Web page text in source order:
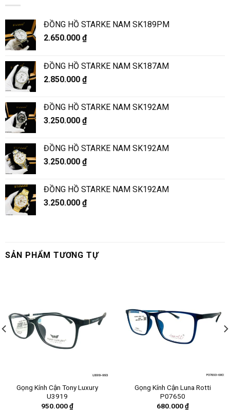
ĐỒNG HỒ STARKE NAM SK189PM
2.650.000 ₫
ĐỒNG HỒ STARKE NAM SK187AM
2.850.000 ₫
ĐỒNG HỒ STARKE NAM SK192AM
3.250.000 ₫
ĐỒNG HỒ STARKE NAM SK192AM
3.250.000 ₫
ĐỒNG HỒ STARKE NAM SK192AM
3.250.000 ₫
SẢN PHẨM TƯƠNG TỰ
Gọng Kính Cận Tony Luxury
U3919
950.000₫
Gọng Kính Cận Luna Rotti
P07650
680.000₫